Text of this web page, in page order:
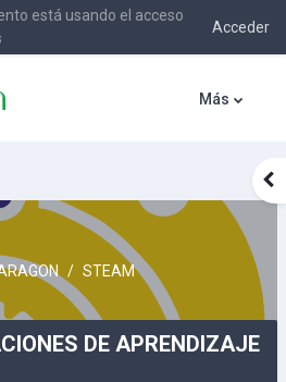
está usando el acceso
Acceder
Más
STEAM
DE APRENDIZAJE